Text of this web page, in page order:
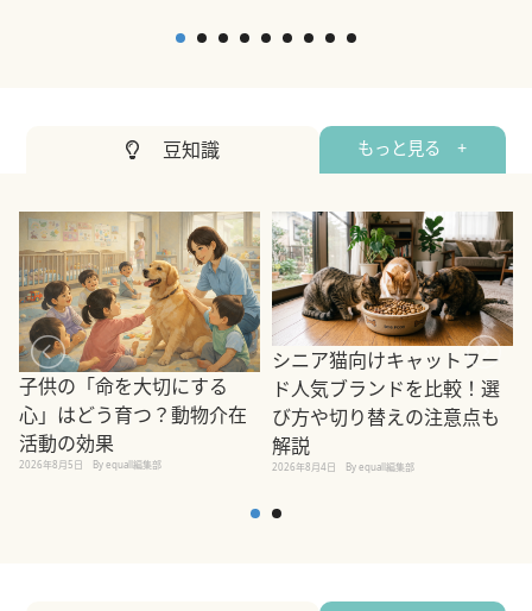
豆知識 もっと見る +
子供の「命を大切にする
心」はどう育つ？動物介在
活動の効果
2026年8月5日 By equall編集部
シニア猫向けキャットフー
ド人気ブランドを比較！選
び方や切り替えの注意点も
解説
2026年8月4日 By equall編集部